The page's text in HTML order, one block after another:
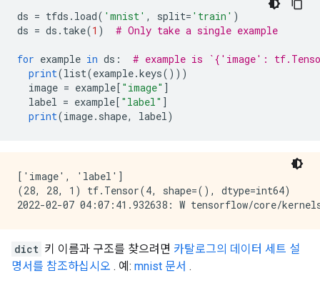
ds = tfds . load( 'mnist' , split= 'train' )
ds = ds . take(1 ) # Only take a single example
for example in ds :
# example is `{'image':
print(list(example.keys()))
image = example[ "image" ]
label = example[ "label" ]
print(image. shape, label)
['image', 'label']
(28, 28, 1) tf.Tensor(4, shape=(), dtype=int64)
dict 키 이름과 구조를 찾으려면 카탈로그의 데이터 세트 설
명서를 참조하십시오 . 예: mnist 문서 .